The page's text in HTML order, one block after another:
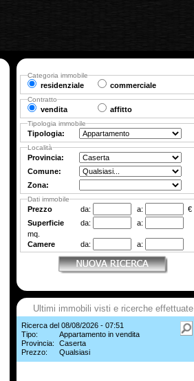
Categoria immobile
residenziale commerciale
Contratto
vendita affitto
Tipologia immobile
Tipologia:
Località
Provincia:
Comune:
Zona:
Dati immobile
Prezzo da: a:
€
Superficie
da:
a:
mq.
Camere
da: a:
Ultimi immobili visti e ricerche effettuate
Ricerca del 08/08/2026 - 07:51
Tipo:
Appartamento in vendita
Provincia:
Caserta
Prezzo:
Qualsiasi